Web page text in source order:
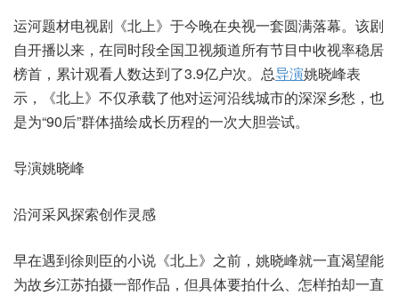
运河题材电视剧《北上》于今晚在央视一套圆满落幕。该剧
自开播以来，在同时段全国卫视频道所有节目中收视率稳居
榜首，累计观看人数达到了3.9亿户次。总导演姚晓峰表
示，《北上》不仅承载了他对运河沿线城市的深深乡愁，也
是为“90后”群体描绘成长历程的一次大胆尝试。
导演姚晓峰
沿河采风探索创作灵感
早在遇到徐则臣的小说《北上》之前，姚晓峰就一直渴望能
为故乡江苏拍摄一部作品，但具体要拍什么、怎样拍却一直